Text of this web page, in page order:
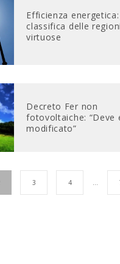
Efficienza
classifica delle
virtuose
Decreto Fer non
fotovoltaiche: “Deve
modificato”
3 4